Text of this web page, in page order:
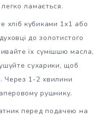
ламається.
хліб кубиками 1х1 або
до золотистого
їх сумішшю масла,
сухарики, щоб
Через 1-2 хвилини
рушнику.
перед подачею на